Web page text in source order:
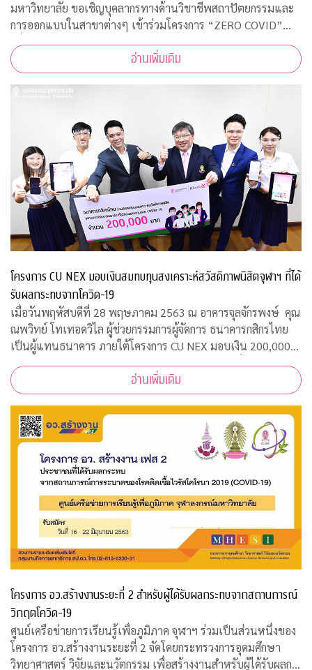
มหาวิทยาลัย ขอเชิญบุคลากรทางด้านวิชาชีพสถาปัตยกรรมและ
การออกแบบในสาขาต่างๆ เข้าร่วมโครงการ “ZERO COVID”
เพื่อให้ความช่วยเหลือด้านการออกแบบแก่โรงพยาบาลของรัฐ
พร้อมคำแนะนำการออกแบบสถานที่รองรับผู้ป่วยจากเชื้อ
อ่านเพิ่มเติม
โครงการ CU NEX มอบเงินสมทบทุนสงเคราะห์สวัสดิภาพนิสิตจุฬาฯ ที่ได้
รับผลกระทบจากโควิด-19
เมื่อวันพฤหัสบดีที่ 28 พฤษภาคม 2563 ณ อาคารจุลจักรพงษ์ คุณ
ณพวิทย์ โทเทอดวิไล ผู้ช่วยกรรมการผู้จัดการ ธนาคารกสิกรไทย
เป็นผู้แทนธนาคาร ภายใต้โครงการ CU NEX มอบเงิน 200,000
บาท ร่วมสมทบทุนสงเคราะห์สวัสดิภาพนิสิตจุฬาฯ ที่ได้รับผลกระ
ทบจากการแพร่ระบาดของเชื้อไอ่านเพิ่มเติม
โครงการ อว.สร้างงานระยะที่ 2 สำหรับผู้ได้รับผลกระทบจากสถานการณ์
วิกฤตโควิด-19
ศูนย์เครือข่ายการเรียนรู้เพื่อภูมิภาค จุฬาฯ ร่วมเป็นส่วนหนึ่งของ
โครงการ อว.สร้างงานระยะที่ 2 จัดโดยกระทรวงการอุดมศึกษา
วิทยาศาสตร์ วิจัยและนวัตกรรม เพื่อสร้างงานสำหรับผู้ได้รับผลก